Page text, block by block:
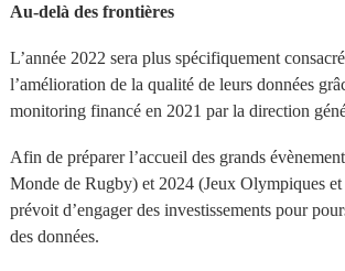
Au-delà des frontières
L’année 2022 sera plus spécifiquement
l’amélioration de la qualité de leurs données
monitoring financé en 2021 par la direction
Afin de préparer l’accueil des grands
Monde de Rugby) et 2024 (Jeux Olympiques
prévoit d’engager des investissements pour
des données.